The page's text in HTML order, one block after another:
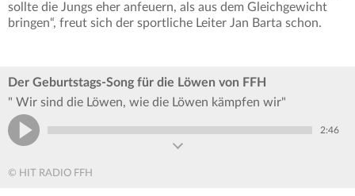
sollte die Jungs eher anfeuern, als aus dem Gleichgewicht
bringen“, freut sich der sportliche Leiter Jan Barta schon.
Der Geburtstags-Song für die Löwen von FFH
" Wir sind die Löwen, wie die Löwen kämpfen wir"
2:46
© HIT RADIO FFH